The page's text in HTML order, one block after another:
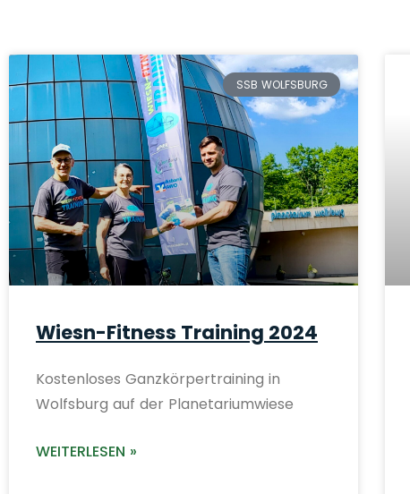
SSB WOLFSBURG
Wiesn-Fitness Training 2024
Kostenloses Ganzkörpertraining in
Wolfsburg auf der Planetariumwiese
WEITERLESEN »